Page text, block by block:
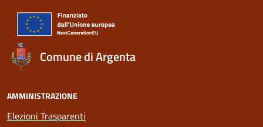
Comune di Argenta
AMMINISTRAZIONE
Elezioni Trasparenti